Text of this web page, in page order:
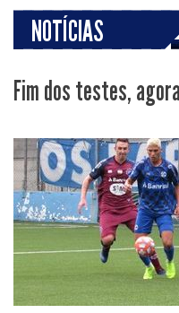
NOTÍCIAS
Fim dos testes,